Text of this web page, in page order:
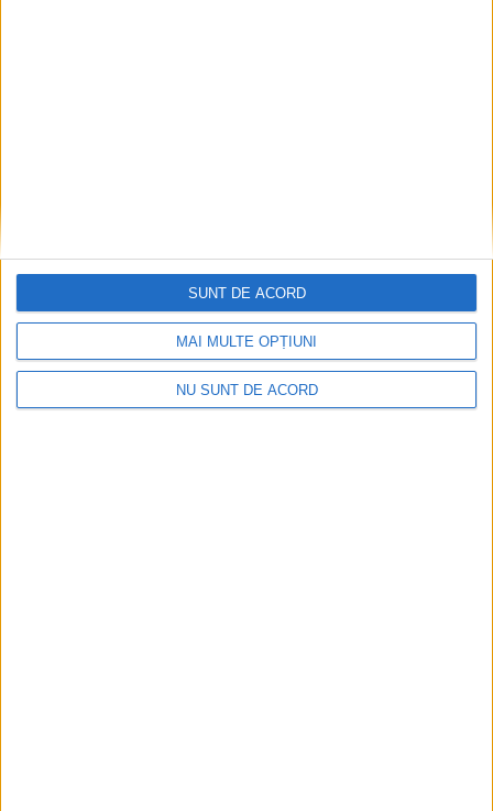
MAI MULTE OPȚIUNI
NU SUNT DE ACORD
SUNT DE ACORD
i
e